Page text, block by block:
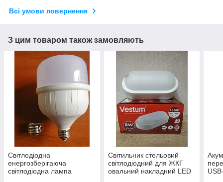
Всі умови повернення
З цим товаром також замовляють
Світлодіодна
енергозберігаюча
світлодіодна лампа
Світильник стельовий
світлодіодний для ЖКГ
овальний накладний LED